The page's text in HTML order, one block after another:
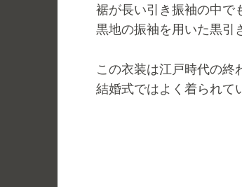
裾が長い引き振袖の中で
黒地の振袖を用いた黒引
この衣装は江戸時代の終
結婚式ではよく着られて